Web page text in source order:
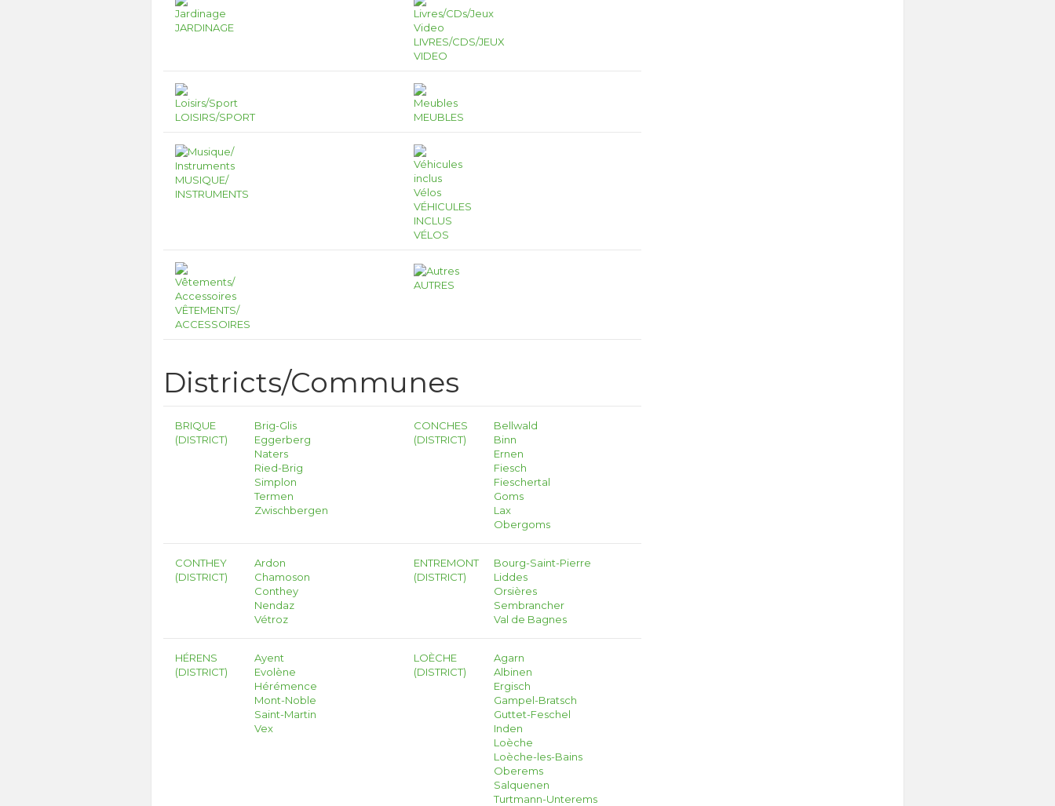
JARDINAGE
LIVRES/CDS/JEUX
VIDEO
LOISIRS/SPORT MEUBLES
MUSIQUE/
INSTRUMENTS
VÉHICULES
INCLUS
VÉLOS
VÊTEMENTS/
ACCESSOIRES
AUTRES
Districts/Communes
BRIQUE
(DISTRICT)
Brig-Glis
Eggerberg
Naters
Ried-Brig
Simplon
Termen
Zwischbergen
CONCHES
(DISTRICT)
Bellwald
Binn
Ernen
Fiesch
Fieschertal
Goms
Lax
Obergoms
CONTHEY
(DISTRICT)
Ardon
Chamoson
Conthey
Nendaz
Vétroz
ENTREMONT
(DISTRICT)
Bourg-Saint-Pierre
Liddes
Orsières
Sembrancher
Val de Bagnes
HÉRENS
(DISTRICT)
Ayent
Evolène
Hérémence
Mont-Noble
Saint-Martin
Vex
LOÈCHE
(DISTRICT)
Agarn
Albinen
Ergisch
Gampel-Bratsch
Guttet-Feschel
Inden
Loèche
Loèche-les-Bains
Oberems
Salquenen
Turtmann-Unterems